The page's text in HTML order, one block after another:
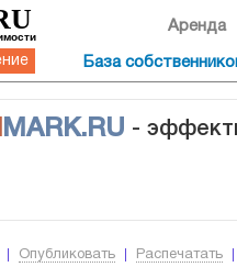
Аренда
База
MARK.RU -
Опубликовать Распечатать